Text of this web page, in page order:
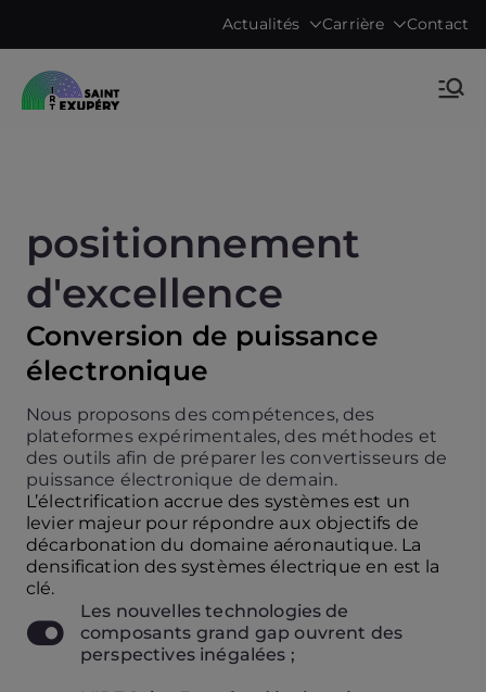
contenu
Actualités Carrière Contact
Technological
Research
Institute
positionnement
d'excellence
Conversion de puissance
électronique
Nous proposons des compétences, des
plateformes expérimentales, des méthodes et
des outils afin de préparer les convertisseurs de
puissance électronique de demain.
L’électrification accrue des systèmes est un
levier majeur pour répondre aux objectifs de
décarbonation du domaine aéronautique. La
densification des systèmes électrique en est la
clé.
Les nouvelles technologies de
composants grand gap ouvrent des
perspectives inégalées ;